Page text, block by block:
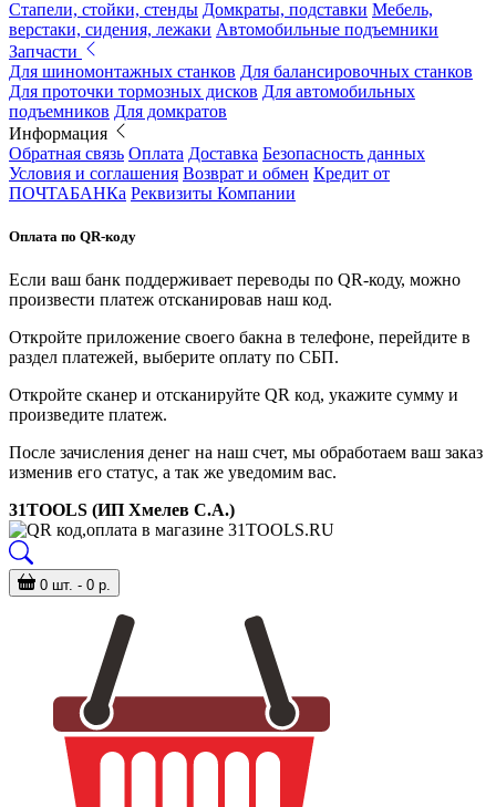
Стапели, стойки, стенды Домкраты, подставки Мебель,
верстаки, сидения, лежаки Автомобильные подъемники
Запчасти
Для шиномонтажных станков Для балансировочных станков
Для проточки тормозных дисков Для автомобильных
подъемников Для домкратов
Информация
Обратная связь Оплата Доставка Безопасность данных
Условия и соглашения Возврат и обмен Кредит от
ПОЧТАБАНКа Реквизиты Компании
Оплата по QR-коду
Если ваш банк поддерживает переводы по QR-коду, можно
произвести платеж отсканировав наш код.
Откройте приложение своего бакна в телефоне, перейдите в
раздел платежей, выберите оплату по СБП.
Откройте сканер и отсканируйте QR код, укажите сумму и
произведите платеж.
После зачисления денег на наш счет, мы обработаем ваш заказ
изменив его статус, а так же уведомим вас.
31TOOLS (ИП Хмелев С.А.)
0 шт. - 0 р.